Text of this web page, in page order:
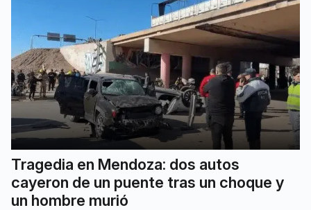
Tragedia en Mendoza: dos autos
cayeron de un puente tras un choque y
un hombre murió